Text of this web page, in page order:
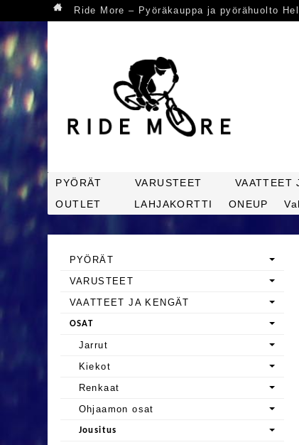
Ride More – Pyöräkauppa ja pyörähuolto
PYÖRÄT VARUSTEET VAATTEET
OUTLET
LAHJAKORTTI ONEUP
PYÖRÄT
VARUSTEET
VAATTEET JA KENGÄT
OSAT
Jarrut
Kiekot
Renkaat
Ohjaamon osat
Jousitus